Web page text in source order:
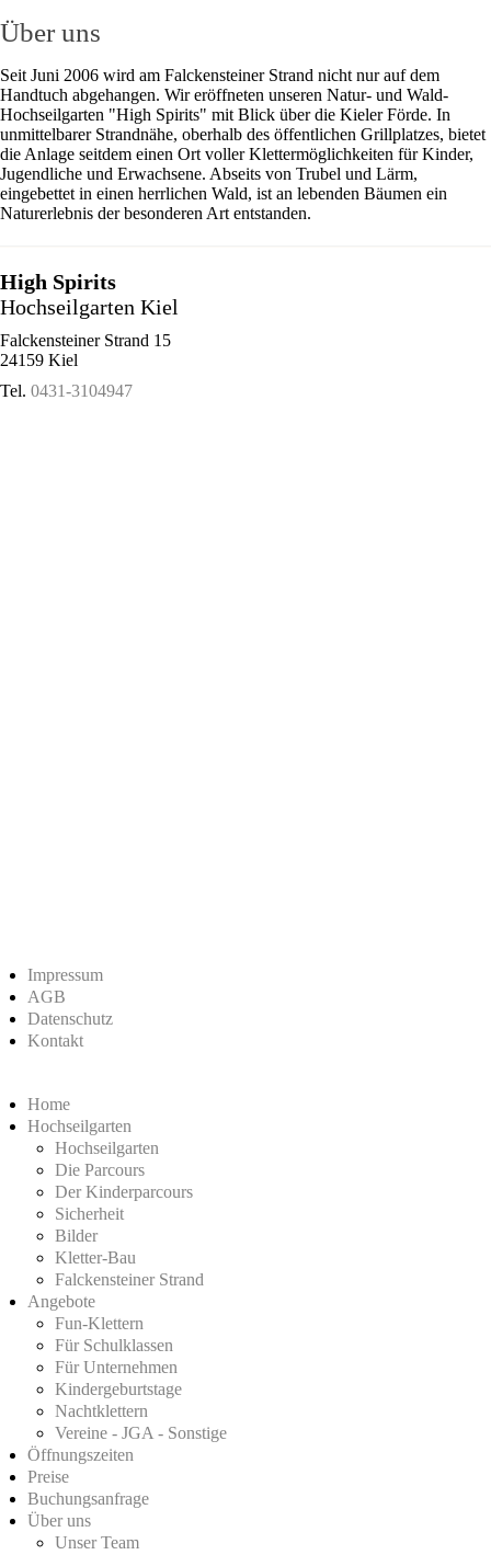
Über uns
Seit Juni 2006 wird am Falckensteiner Strand nicht nur auf dem
Handtuch abgehangen. Wir eröffneten unseren Natur- und Wald-
Hochseilgarten "High Spirits" mit Blick über die Kieler Förde. In
unmittelbarer Strandnähe, oberhalb des öffentlichen Grillplatzes, bietet
die Anlage seitdem einen Ort voller Klettermöglichkeiten für Kinder,
Jugendliche und Erwachsene. Abseits von Trubel und Lärm,
eingebettet in einen herrlichen Wald, ist an lebenden Bäumen ein
Naturerlebnis der besonderen Art entstanden.
High Spirits
Hochseilgarten Kiel
Falckensteiner Strand 15
24159 Kiel
Tel. 0431-3104947
Impressum
AGB
Datenschutz
Kontakt
Home
Hochseilgarten
Hochseilgarten
Die Parcours
Der Kinderparcours
Sicherheit
Bilder
Kletter-Bau
Falckensteiner Strand
Angebote
Fun-Klettern
Für Schulklassen
Für Unternehmen
Kindergeburtstage
Nachtklettern
Vereine - JGA - Sonstige
Öffnungszeiten
Preise
Buchungsanfrage
Über uns
Unser Team